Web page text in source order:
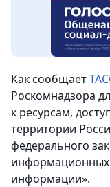
Как сообщает
Роскомнадзора
к ресурсам,
территории
федерального
информационных
информации».